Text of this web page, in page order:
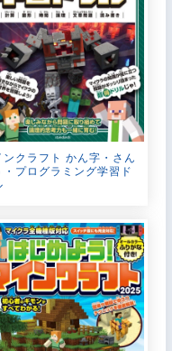
ンクラフト かん字・さん
・プログラミング学習ド